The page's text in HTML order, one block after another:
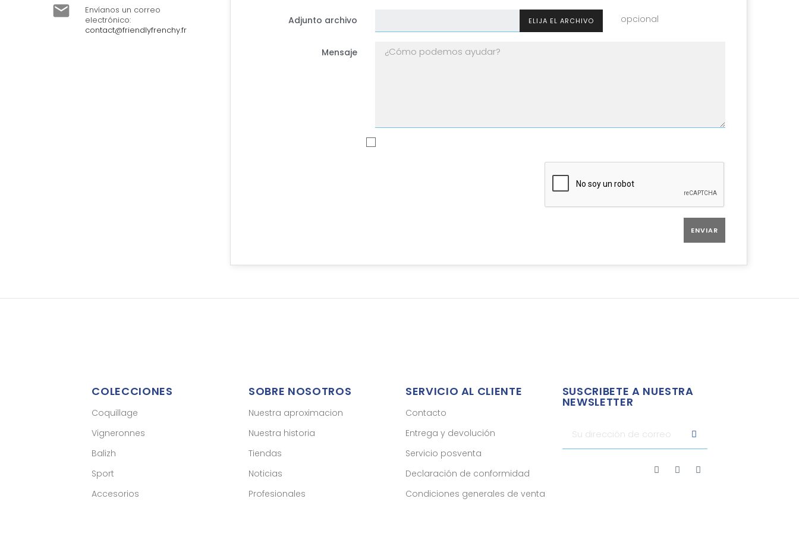

Envíanos un correo
electrónico:
contact@friendlyfrenchy.fr
Adjunto archivo ELIJA EL ARCHIVO opcional
Mensaje
COLECCIONES
Coquillage
Vigneronnes
Balizh
Sport
Accesorios
SOBRE NOSOTROS
Nuestra aproximacion
Nuestra historia
Tiendas
Noticias
Profesionales
SERVICIO AL CLIENTE
Contacto
Entrega y devolución
Servicio posventa
Declaración de conformidad
Condiciones generales de venta
SUSCRIBETE A NUESTRA
NEWSLETTER